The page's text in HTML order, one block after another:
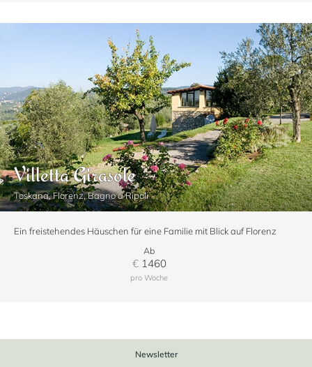
Villetta Girasole
Toskana, Florenz, Bagno a Ripoli
Ein freistehendes Häuschen für eine Familie mit Blick auf Florenz
Ab
€1460
pro Woche
Newsletter